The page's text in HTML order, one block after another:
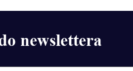
newslettera